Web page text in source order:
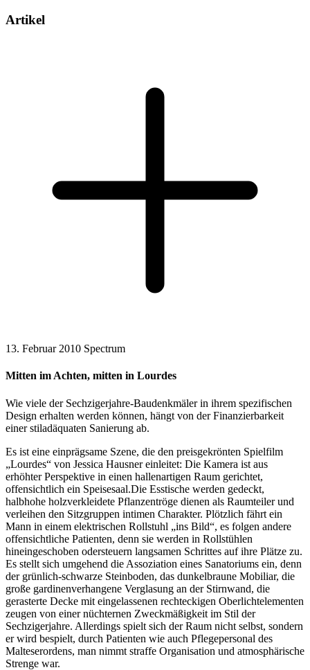
Artikel
13. Februar 2010 Spectrum
Mitten im Achten, mitten in Lourdes
Wie viele der Sechzigerjahre-Baudenkmäler in ihrem spezifischen
Design erhalten werden können, hängt von der Finanzierbarkeit
einer stiladäquaten Sanierung ab.
Es ist eine einprägsame Szene, die den preisgekrönten Spielfilm
„Lourdes“ von Jessica Hausner einleitet: Die Kamera ist aus
erhöhter Perspektive in einen hallenartigen Raum gerichtet,
offensichtlich ein Speisesaal.Die Esstische werden gedeckt,
halbhohe holzverkleidete Pflanzentröge dienen als Raumteiler und
verleihen den Sitzgruppen intimen Charakter. Plötzlich fährt ein
Mann in einem elektrischen Rollstuhl „ins Bild“, es folgen andere
offensichtliche Patienten, denn sie werden in Rollstühlen
hineingeschoben odersteuern langsamen Schrittes auf ihre Plätze zu.
Es stellt sich umgehend die Assoziation eines Sanatoriums ein, denn
der grünlich-schwarze Steinboden, das dunkelbraune Mobiliar, die
große gardinenverhangene Verglasung an der Stirnwand, die
gerasterte Decke mit eingelassenen rechteckigen Oberlichtelementen
zeugen von einer nüchternen Zweckmäßigkeit im Stil der
Sechzigerjahre. Allerdings spielt sich der Raum nicht selbst, sondern
er wird bespielt, durch Patienten wie auch Pflegepersonal des
Malteserordens, man nimmt straffe Organisation und atmosphärische
Strenge war.